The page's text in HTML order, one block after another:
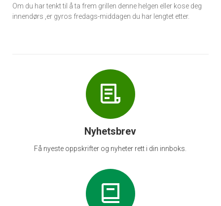
Om du har tenkt til å ta frem grillen denne helgen eller kose deg
innendørs ,er gyros fredags-middagen du har lengtet etter.
Nyhetsbrev
Få nyeste oppskrifter og nyheter rett i din innboks.